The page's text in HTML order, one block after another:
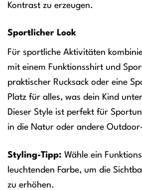
Kontrast zu erzeugen.
Sportlicher Look
Für sportliche Aktivitäten
mit einem Funktionsshirt und
praktischer Rucksack oder eine
Platz für alles, was dein Kind
Dieser Style ist perfekt für
in die Natur oder andere
Styling-Tipp: Wähle ein
leuchtenden Farbe, um die
zu erhöhen.